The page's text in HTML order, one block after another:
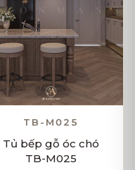
TB-M025
Tủ bếp gỗ óc chó
TB-M025